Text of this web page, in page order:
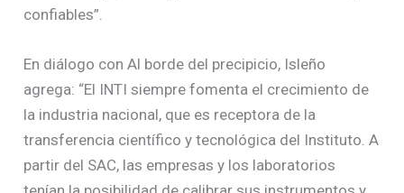
confiables”.
En diálogo con Al borde del precipicio, Isleño
agrega: “El INTI siempre fomenta el crecimiento de
la industria nacional, que es receptora de la
transferencia científico y tecnológica del Instituto. A
partir del SAC, las empresas y los laboratorios